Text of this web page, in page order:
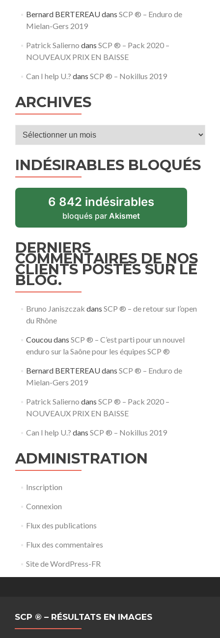
Bernard BERTEREAUdans SCP ® – Enduro de
Mielan-Gers 2019
Patrick Salierno dans SCP ® – Pack 2020 –
NOUVEAUX PRIX EN BAISSE
Can I help U.? dans SCP ® – Nokillus 2019
ARCHIVES
Archives
INDÉSIRABLES BLOQUÉS
6 842 indésirables
bloqués par Akismet
DERNIERS
COMMENTAIRES DE NOS
CLIENTS POSTÉS SUR LE
BLOG.
Bruno Janiszczak dans SCP ® – de retour sur l’open
du Rhône
Coucoudans SCP ® – C’est parti pour un nouvel
enduro sur la Saône pour les équipes SCP ®
Bernard BERTEREAUdans SCP ® – Enduro de
Mielan-Gers 2019
Patrick Salierno dans SCP ® – Pack 2020 –
NOUVEAUX PRIX EN BAISSE
Can I help U.? dans SCP ® – Nokillus 2019
ADMINISTRATION
Inscription
Connexion
Flux des publications
Flux des commentaires
Site de WordPress-FR
SCP ® – RÉSULTATS EN IMAGES